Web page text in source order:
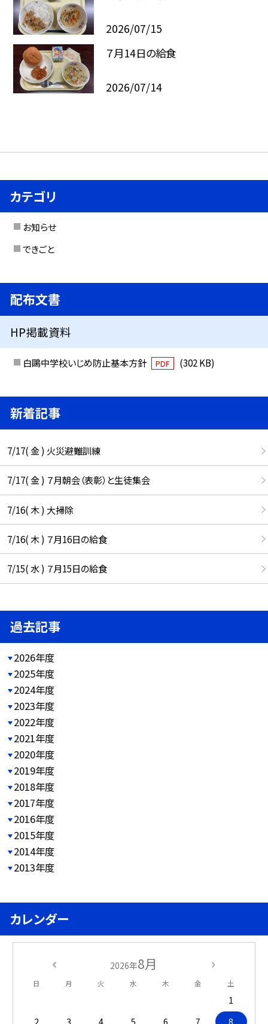
2026/07/15
７月14日の給食
2026/07/14
カテゴリ
お知らせ
できごと
配布文書
HP掲載資料
白鷗中学校いじめ防止基本方針 PDF (302 KB)
新着記事
7/17( 金 ) 火災避難訓練
7/17( 金 ) ７月朝会（表彰）と生徒集会
7/16( 木 ) 大掃除
7/16( 木 ) ７月16日の給食
7/15( 水 ) ７月15日の給食
過去記事
2026年度
2025年度
2024年度
2023年度
2022年度
2021年度
2020年度
2019年度
2018年度
2017年度
2016年度
2015年度
2014年度
2013年度
カレンダー
2026年8月
日 月 火 水 木 金 土
1
2
3 4 5 6 7
8